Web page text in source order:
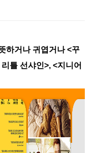
하거나 귀엽거나<꾸
틀 선샤인>, <지니어